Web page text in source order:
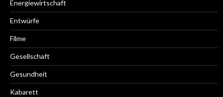
Energiewirtschaft
Entwürfe
Filme
Gesellschaft
Gesundheit
Kabarett